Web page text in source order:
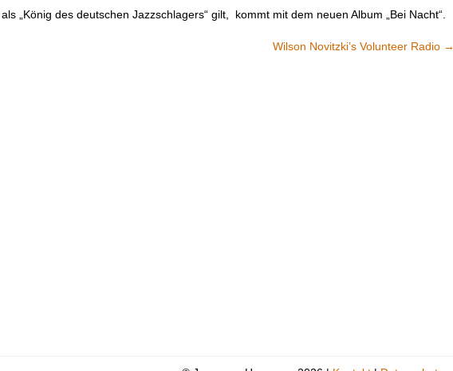
„König des deutschen Jazzschlagers“ gilt, kommt mit dem neuen Album „Bei Nacht“.
Wilson Novitzki’s Volunteer Radio →